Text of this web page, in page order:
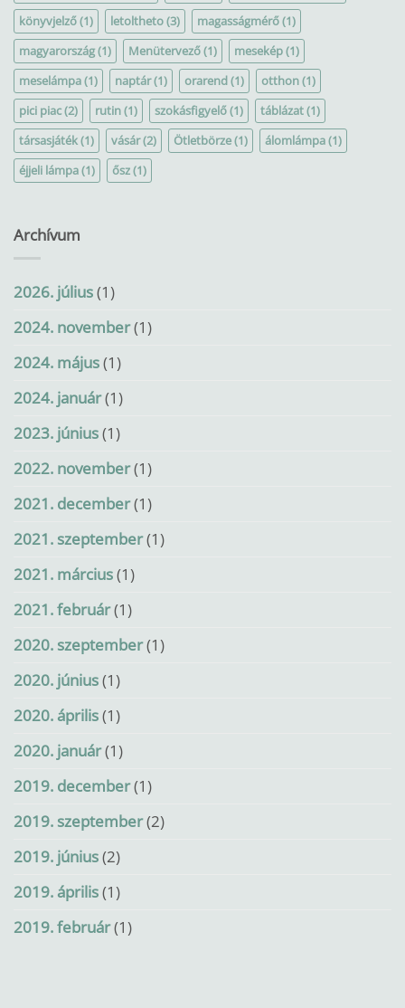
könyvjelző(1) letoltheto(3) magasságmérő(1)
magyarország(1) Menütervező(1) mesekép(1)
meselámpa(1) naptár(1) orarend(1) otthon(1)
pici piac(2) rutin(1) szokásfigyelő(1) táblázat(1)
társasjáték(1) vásár(2) Ötletbörze(1) álomlámpa(1)
éjjeli lámpa(1) ősz(1)
Archívum
2026. július(1)
2024. november(1)
2024. május(1)
2024. január(1)
2023. június(1)
2022. november(1)
2021. december(1)
2021. szeptember(1)
2021. március(1)
2021. február(1)
2020. szeptember(1)
2020. június(1)
2020. április(1)
2020. január(1)
2019. december(1)
2019. szeptember(2)
2019. június(2)
2019. április(1)
2019. február(1)